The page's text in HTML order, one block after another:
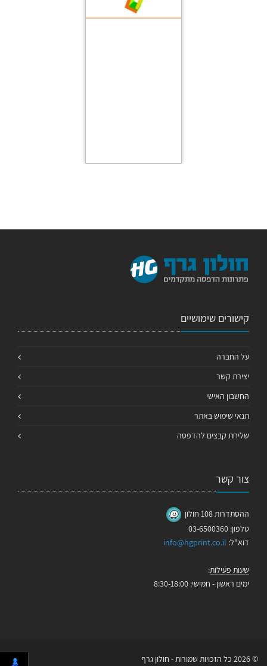
קישורים שימושיים
על החברה
יצירת קשר
החשבון האישי
תנאי שימוש באתר
שליחת קבצים להדפסה
צור קשר
ההסתדרות 108 חולון
טלפון: 03-6500360
דוא"ל: info@hgprint.co.il
שעות פעילות:
ימים ראשון - חמישי: 8:30-18:00
© 2026 כל הזכויות שמורות - חולון גרף